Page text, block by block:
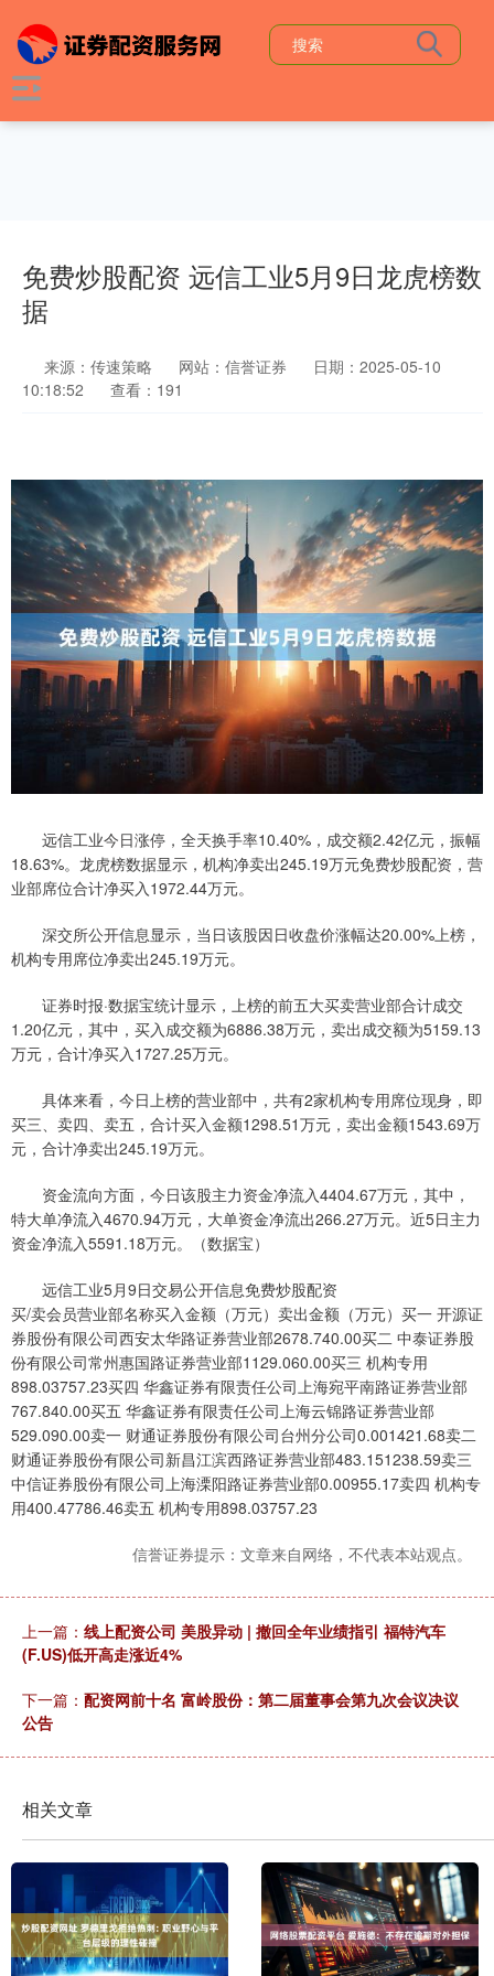
免费炒股配资 远信工业5月9日龙虎榜数
据
来源：传速策略 网站：信誉证券
日期：2025-05-10
10:18:52
查看：191
远信工业今日涨停，全天换手率10.40%，成交额2.42亿元，振幅
18.63%。龙虎榜数据显示，机构净卖出245.19万元免费炒股配资，营
业部席位合计净买入1972.44万元。
深交所公开信息显示，当日该股因日收盘价涨幅达20.00%上榜，
机构专用席位净卖出245.19万元。
证券时报·数据宝统计显示，上榜的前五大买卖营业部合计成交
1.20亿元，其中，买入成交额为6886.38万元，卖出成交额为5159.13
万元，合计净买入1727.25万元。
具体来看，今日上榜的营业部中，共有2家机构专用席位现身，即
买三、卖四、卖五，合计买入金额1298.51万元，卖出金额1543.69万
元，合计净卖出245.19万元。
资金流向方面，今日该股主力资金净流入4404.67万元，其中，
特大单净流入4670.94万元，大单资金净流出266.27万元。近5日主力
资金净流入5591.18万元。（数据宝）
远信工业5月9日交易公开信息免费炒股配资
买/卖会员营业部名称买入金额（万元）卖出金额（万元）买一 开源证
券股份有限公司西安太华路证券营业部2678.740.00买二 中泰证券股
份有限公司常州惠国路证券营业部1129.060.00买三 机构专用
898.03757.23买四 华鑫证券有限责任公司上海宛平南路证券营业部
767.840.00买五 华鑫证券有限责任公司上海云锦路证券营业部
529.090.00卖一 财通证券股份有限公司台州分公司0.001421.68卖二
财通证券股份有限公司新昌江滨西路证券营业部483.151238.59卖三
中信证券股份有限公司上海溧阳路证券营业部0.00955.17卖四 机构专
用400.47786.46卖五 机构专用898.03757.23
信誉证券提示：文章来自网络，不代表本站观点。
上一篇： 线上配资公司 美股异动 | 撤回全年业绩指引 福特汽车
(F.US)低开高走涨近4%
下一篇： 配资网前十名 富岭股份：第二届董事会第九次会议决议
公告
相关文章